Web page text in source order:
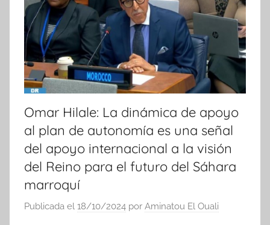
i
a
s
Omar Hilale: La dinámica de apoyo
al plan de autonomía es una señal
del apoyo internacional a la visión
del Reino para el futuro del Sáhara
marroquí
Publicada el 18/10/2024 por Aminatou El Ouali